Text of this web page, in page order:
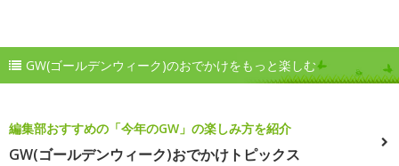
GW(ゴールデンウィーク)のおでかけをもっと楽しむ
編集部おすすめの「今年のGW」の楽しみ方を紹介
GW(ゴールデンウィーク)おでかけトピックス